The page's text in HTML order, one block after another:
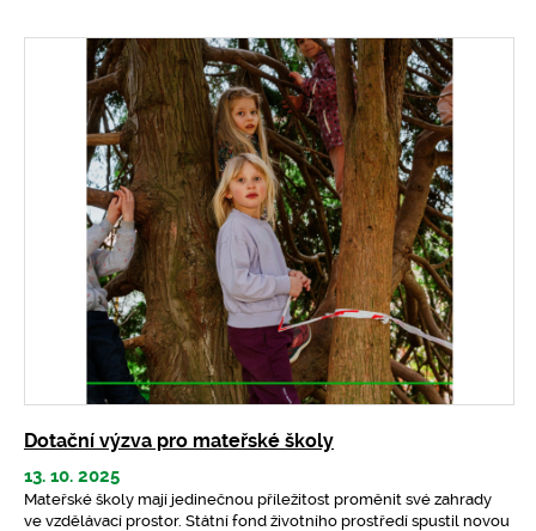
Dotační výzva pro mateřské školy
13. 10. 2025
Mateřské školy mají jedinečnou příležitost proměnit své zahrady
ve vzdělávací prostor. Státní fond životního prostředí spustil novou